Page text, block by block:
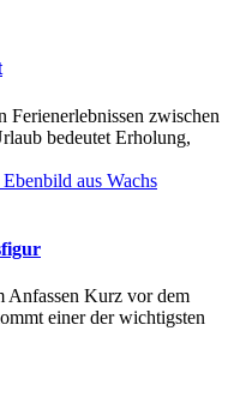
Ferienerlebnissen zwischen
bedeutet Erholung,
Anfassen Kurz vor dem
einer der wichtigsten